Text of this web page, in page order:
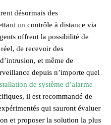
désormais des
un contrôle à distance via
offrent la possibilité de
de recevoir des
et même de
depuis n’importe quel
de système d’alarme
il est recommandé de
qui sauront évaluer
et proposer la solution la plus